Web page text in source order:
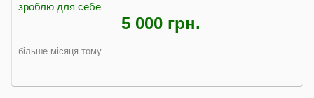
зроблю для себе
5 000 грн.
більше місяця тому